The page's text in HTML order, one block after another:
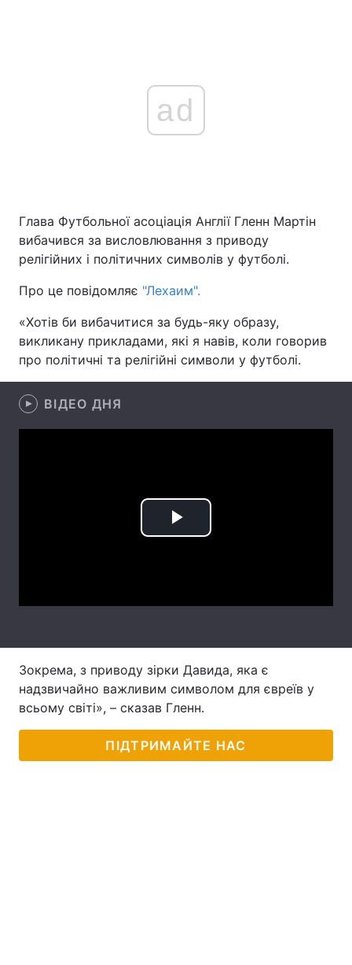
Україна Політика
Економіка Світ
Спорт
Відео з Youtube Статті
Інтерв'ю Думки
Вакансії
ad
Глава Футбольної асоціація Англії Гленн Мартін
вибачився за висловлювання з приводу
релігійних і політичних символів у футболі.
Про це повідомляє "Лехаим".
«Хотів би вибачитися за будь-яку образу,
викликану прикладами, які я навів, коли говорив
про політичні та релігійні символи у футболі.
ВІДЕО ДНЯ
Play
Зокрема, з приводу зірки Давида, яка є
надзвичайно важливим символом для євреїв у
всьому світі», – сказав Гленн.
ПІДТРИМАЙТЕ НАС